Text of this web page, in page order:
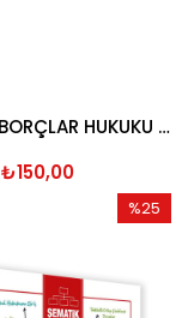
Şematik BORÇLAR HUKUKU 2026
₺150,00
%25